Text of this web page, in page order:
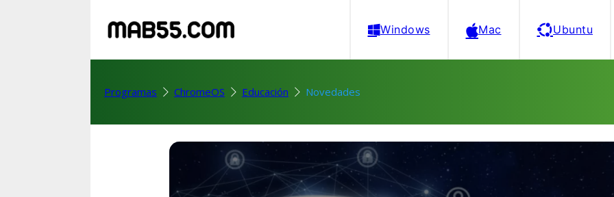
Windows Mac Ubuntu
Programas ChromeOS Educación Novedades